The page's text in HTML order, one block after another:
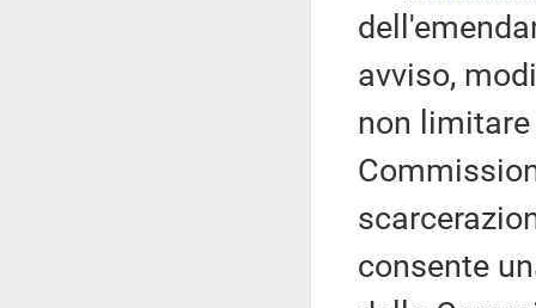
avviso,
non
consente